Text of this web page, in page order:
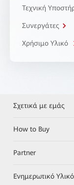
Τεχνική
Συνεργάτες
Χρήσιμο Υλικό
Σχετικά με εμάς
How to Buy
Partner
Ενημερωτικό Υλικό